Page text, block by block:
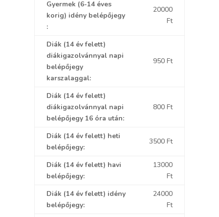
Gyermek (6-14 éves
korig) idény belépőjegy
:
20000
Ft
Diák (14 év felett)
diákigazolvánnyal napi
belépőjegy
karszalaggal:
950 Ft
Diák (14 év felett)
diákigazolvánnyal napi
belépőjegy 16 óra után:
800 Ft
Diák (14 év felett) heti
belépőjegy:
3500 Ft
Diák (14 év felett) havi
belépőjegy:
13000
Ft
Diák (14 év felett) idény
belépőjegy:
24000
Ft